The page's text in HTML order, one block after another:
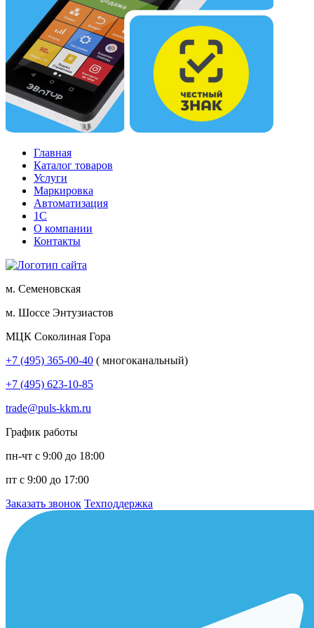
Главная
Каталог товаров
Услуги
Маркировка
Автоматизация
1С
О компании
Контакты
м. Семеновская
м. Шоссе Энтузиастов
МЦК Соколиная Гора
+7 (495) 365-00-40 ( многоканальный)
+7 (495) 623-10-85
trade@puls-kkm.ru
График работы
пн-чт с 9:00 до 18:00
пт с 9:00 до 17:00
Заказать звонок Техподдержка